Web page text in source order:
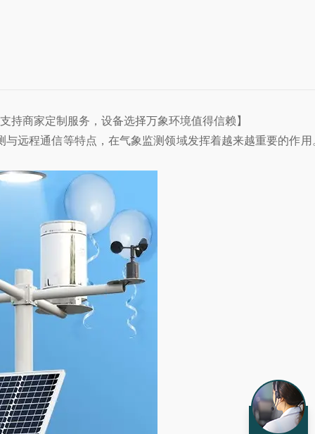
持商家定制服务，设备选择万象环境值得信赖】
远程通信等特点，在气象监测领域发挥着越来越重要的作用